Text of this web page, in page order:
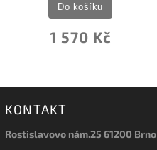
1 570 Kč
Do košíku
KONTAKT
Rostislavovo nám.25 61200 Brno